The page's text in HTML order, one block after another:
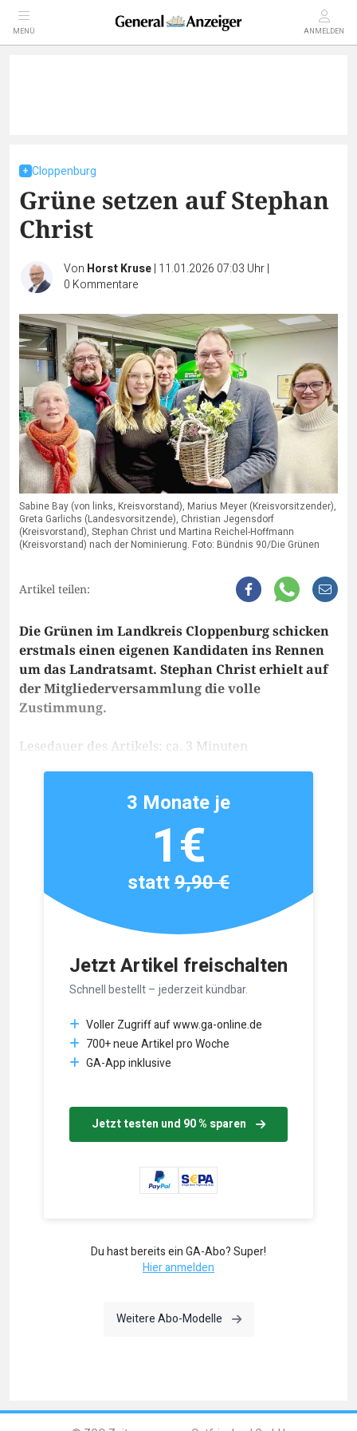
MENÜ ANMELDEN
Cloppenburg
Grüne setzen auf Stephan
Christ
Von Horst Kruse| 11.01.2026 07:03 Uhr|
0 Kommentare
Sabine Bay (von links, Kreisvorstand), Marius Meyer (Kreisvorsitzender),
Greta Garlichs (Landesvorsitzende), Christian Jegensdorf
(Kreisvorstand), Stephan Christ und Martina Reichel-Hoffmann
(Kreisvorstand) nach der Nominierung. Foto: Bündnis 90/Die Grünen
Artikel teilen:
Die Grünen im Landkreis Cloppenburg schicken
erstmals einen eigenen Kandidaten ins Rennen
um das Landratsamt. Stephan Christ erhielt auf
der Mitgliederversammlung die volle
Zustimmung.
Lesedauer des Artikels: ca. 3 Minuten
Jetzt Artikel freischalten
Schnell bestellt – jederzeit kündbar.
Voller Zugriff auf www.ga-online.de
700+ neue Artikel pro Woche
GA-App inklusive
Jetzt testen und 90 % sparen
3 Monate je
1€
statt9,90 €
Du hast bereits ein GA-Abo? Super!
Hier anmelden
Weitere Abo-Modelle